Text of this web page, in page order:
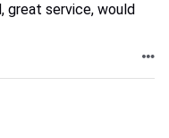
great service, would